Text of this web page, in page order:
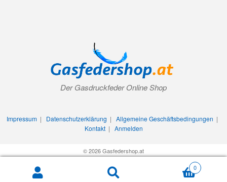
0
Der Gasdruckfeder Online Shop
Impressum| Datenschutzerklärung | Allgemeine Geschäftsbedingungen |
Kontakt| Anmelden
© 2026 Gasfedershop.at